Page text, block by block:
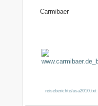
Carmibaer
reiseberichte/usa2010.txt